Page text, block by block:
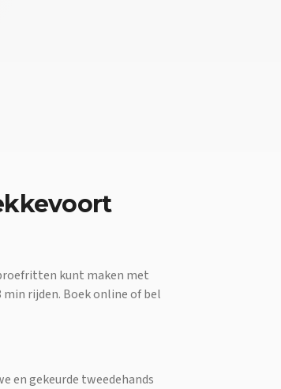
kunt maken met
min rijden. Boek online of bel
en gekeurde tweedehands